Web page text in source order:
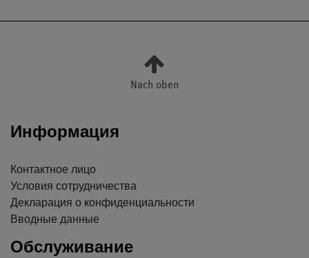
Nach oben
Информация
Контактное лицо
Условия сотрудничества
Декларация о конфиденциальности
Вводные данные
Обслуживание